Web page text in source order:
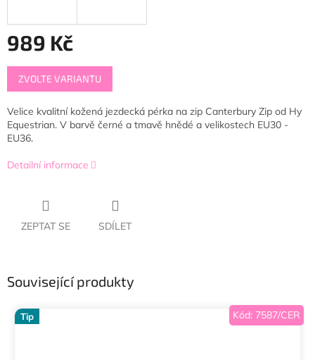
989 Kč
Měrná
cena:
ZVOLTE VARIANTU
Velice kvalitní kožená jezdecká pérka na zip Canterbury Zip od Hy
Equestrian. V barvě černé a tmavě hnědé a velikostech EU30 -
EU36.
Detailní informace
ZEPTAT SE SDÍLET
Související produkty
Tip Kód: 7587/CER